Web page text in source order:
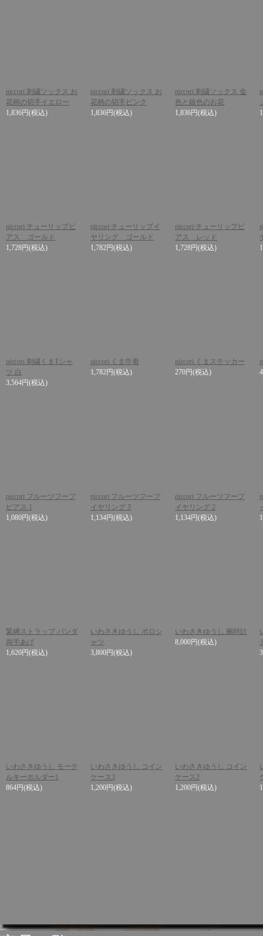
niccori 刺繍ソックス お
花柄の切手イエロー
1,836円(税込)
niccori 刺繍ソックス お
花柄の切手ピンク
1,836円(税込)
niccori 刺繍ソックス 金
色と銀色のお花
1,836円(税込)
niccori チューリップピ
アス ゴールド
1,728円(税込)
niccori チューリップイ
ヤリング ゴールド
1,782円(税込)
niccori チューリップピ
アス レッド
1,728円(税込)
niccori 刺繍くまTシャ
ツ 白
3,564円(税込)
niccori くま巾着
1,782円(税込)
niccori くまステッカー
270円(税込)
niccori フルーツフープ
ピアス 1
1,080円(税込)
niccori フルーツフープ
イヤリング 3
1,134円(税込)
niccori フルーツフープ
イヤリング 2
1,134円(税込)
緊縛ストラップ パンダ
両手あげ
1,620円(税込)
いわさきゆうし ポロシ
ャツ
3,800円(税込)
いわさきゆうし 腕時計
8,000円(税込)
いわさきゆうし モーテ
ルキーホルダー1
864円(税込)
いわさきゆうし コイン
ケース3
1,200円(税込)
いわさきゆうし コイン
ケース2
1,200円(税込)